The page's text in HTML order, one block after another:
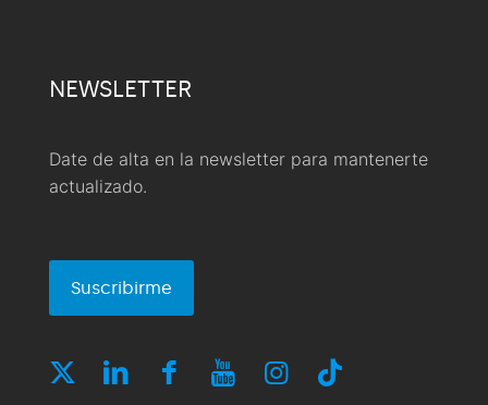
NEWSLETTER
Date de alta en la newsletter para mantenerte
actualizado.
Suscribirme